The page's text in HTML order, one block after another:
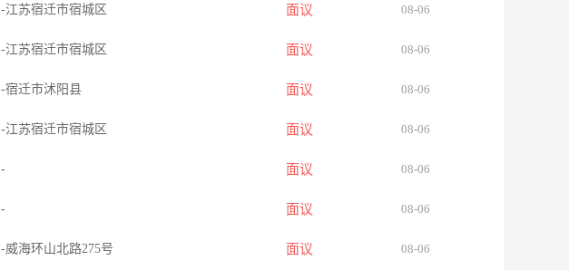
-江苏宿迁市宿城区 面议 08-06
-江苏宿迁市宿城区 面议 08-06
-宿迁市沭阳县 面议 08-06
-江苏宿迁市宿城区 面议 08-06
- 面议 08-06
- 面议 08-06
-威海环山北路275号 面议 08-06